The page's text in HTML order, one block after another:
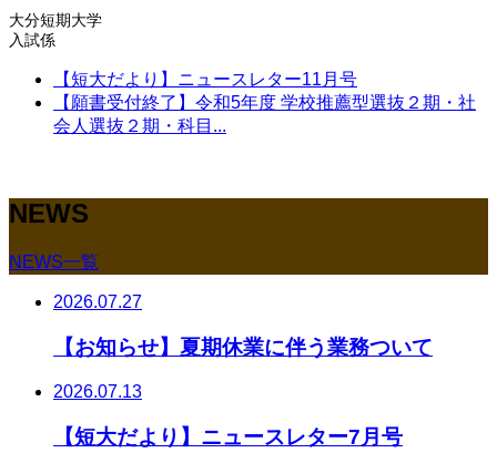
大分短期大学
入試係
【短大だより】ニュースレター11月号
【願書受付終了】令和5年度 学校推薦型選抜２期・社
会人選抜２期・科目...
NEWS
NEWS一覧
2026.07.27
【お知らせ】夏期休業に伴う業務ついて
2026.07.13
【短大だより】ニュースレター7月号